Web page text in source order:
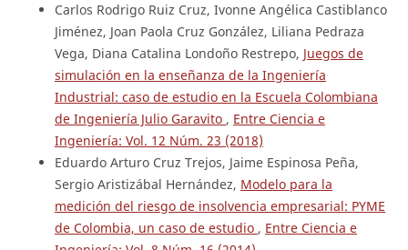
Carlos Rodrigo Ruiz Cruz, Ivonne Angélica Castiblanco
Jiménez, Joan Paola Cruz González, Liliana Pedraza
Vega, Diana Catalina Londoño Restrepo, Juegos de
simulación en la enseñanza de la Ingeniería
Industrial: caso de estudio en la Escuela Colombiana
de Ingeniería Julio Garavito , Entre Ciencia e
Ingeniería: Vol. 12 Núm. 23 (2018)
Eduardo Arturo Cruz Trejos, Jaime Espinosa Peña,
Sergio Aristizábal Hernández, Modelo para la
medición del riesgo de insolvencia empresarial: PYME
de Colombia, un caso de estudio , Entre Ciencia e